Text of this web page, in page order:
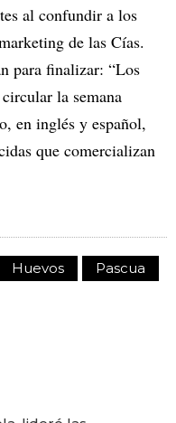
al confundir a los
de las Cías.
para finalizar: “Los
la semana
en inglés y español,
que comercializan
Huevos
Pascua